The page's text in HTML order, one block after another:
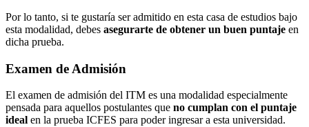
Por lo tanto, si te gustaría ser admitido en esta casa de estudios bajo
esta modalidad, debes asegurarte de obtener un buen puntaje en
dicha prueba.
Examen de Admisión
El examen de admisión del ITM es una modalidad especialmente
pensada para aquellos postulantes que no cumplan con el puntaje
ideal en la prueba ICFES para poder ingresar a esta universidad.